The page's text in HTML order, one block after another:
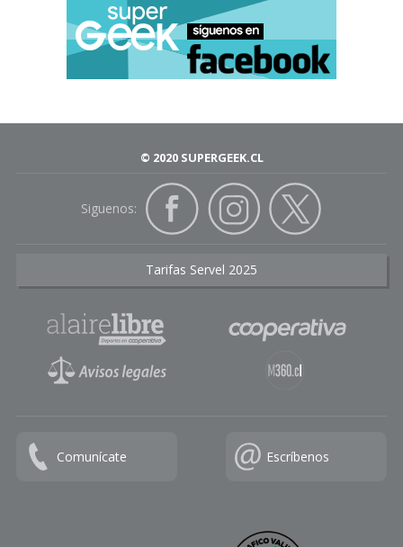
© 2020 SUPERGEEK.CL
Siguenos:
Tarifas Servel 2025
Comunícate Escríbenos